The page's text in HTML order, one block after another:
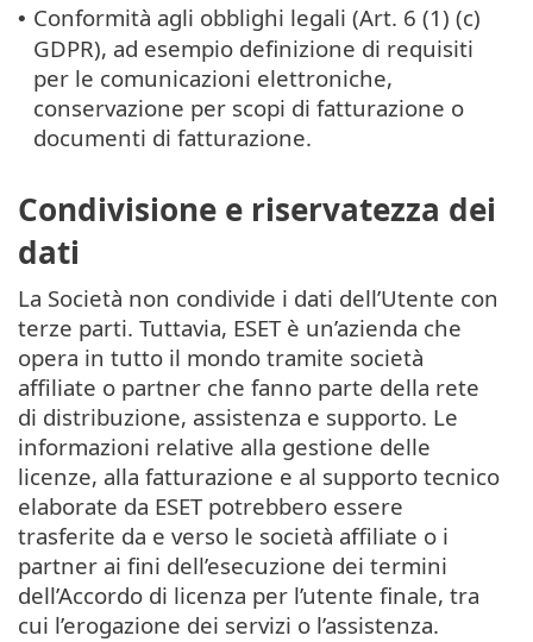
• Conformità agli obblighi legali (Art. 6 (1) (c)
GDPR), ad esempio definizione di requisiti
per le comunicazioni elettroniche,
conservazione per scopi di fatturazione o
documenti di fatturazione.
Condivisione e riservatezza dei
dati
La Società non condivide i dati dell’Utente con
terze parti. Tuttavia, ESET è un’azienda che
opera in tutto il mondo tramite società
affiliate o partner che fanno parte della rete
di distribuzione, assistenza e supporto. Le
informazioni relative alla gestione delle
licenze, alla fatturazione e al supporto tecnico
elaborate da ESET potrebbero essere
trasferite da e verso le società affiliate o i
partner ai fini dell’esecuzione dei termini
dell’Accordo di licenza per l’utente finale, tra
cui l’erogazione dei servizi o l’assistenza.